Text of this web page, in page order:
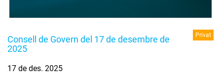
Consell de Govern del 17 de desembre de
2025
Privat
17 de des. 2025